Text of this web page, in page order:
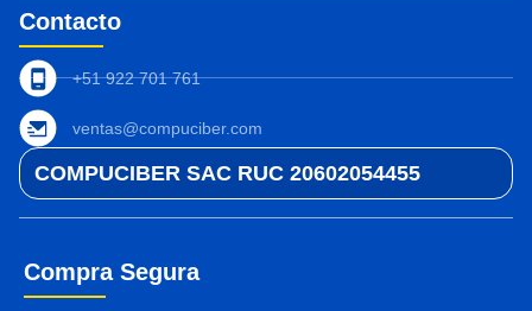
Contacto
+51 922 701 761
ventas@compuciber.com
COMPUCIBER SAC RUC 20602054455
Compra Segura